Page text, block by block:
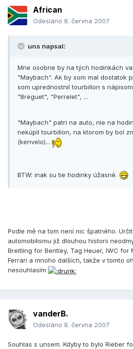
African
Odesláno 8. června 2007
uns napsal:
Mne osobne by na tých hodinkách
"Maybach". Ak by som mal dostatok
som uprednostnil tourbillon s
"Breguet", "Perrelet", ...
"Maybach" patrí na auto, nie na
nekúpil tourbillon, na ktorom by bol
(kenvelo)...
BTW: inak su tie hodinky úžasné.
Podle mě na tom není nic špatného.
automobilismu již dlouhou historii
Breitling for Bentley, Tag Heuer, IWC
Ferrari a mnoho dalších, takže v tomto
nesouhlasím
vanderB.
Odesláno 8. června 2007
Souhlas s unsem. Kdyby to bylo Rieber